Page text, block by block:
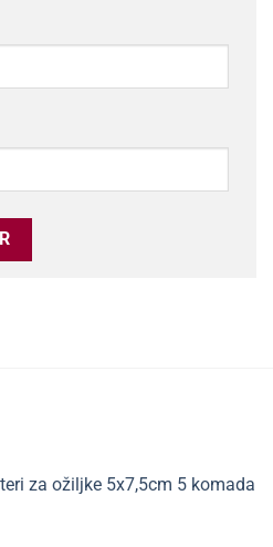
za ožiljke 5x7,5cm 5 komada